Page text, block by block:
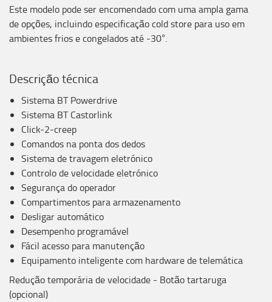
Este modelo pode ser encomendado com uma ampla gama
de opções, incluindo especificação cold store para uso em
ambientes frios e congelados até -30°.
Descrição técnica
Sistema BT Powerdrive
Sistema BT Castorlink
Click-2-creep
Comandos na ponta dos dedos
Sistema de travagem eletrónico
Controlo de velocidade eletrónico
Segurança do operador
Compartimentos para armazenamento
Desligar automático
Desempenho programável
Fácil acesso para manutenção
Equipamento inteligente com hardware de telemática
Redução temporária de velocidade - Botão tartaruga
(opcional)